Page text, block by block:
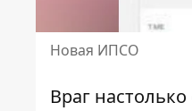
Новая ИПСО
Враг